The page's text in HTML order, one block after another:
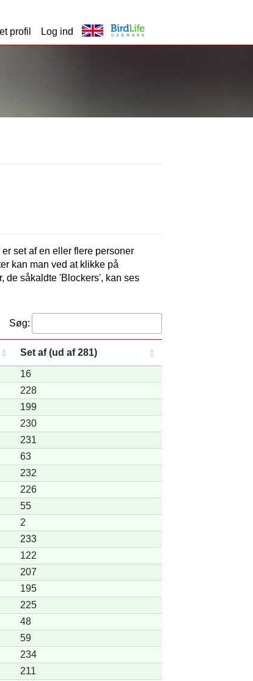
profil Log ind
set af en eller flere personer
kan man ved at klikke på
de såkaldte 'Blockers', kan ses
Søg:
Set af (ud af 281)
16
228
199
230
231
63
232
226
55
2
233
122
207
195
225
48
59
234
211